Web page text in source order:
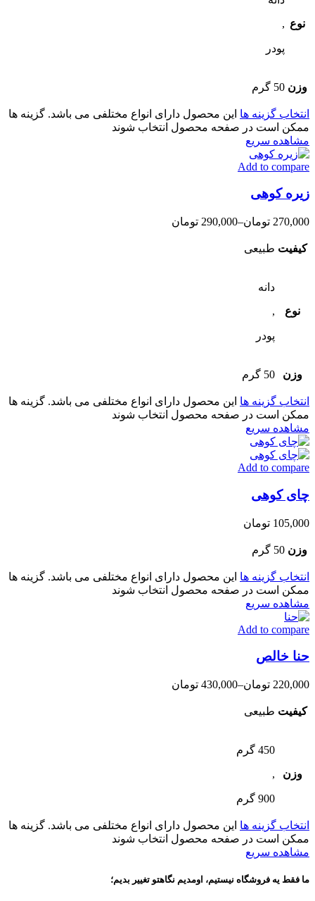
نوع ,
پودر
وزن 50 گرم
انتخاب گزینه ها این محصول دارای انواع مختلفی می باشد. گزینه ها
ممکن است در صفحه محصول انتخاب شوند
مشاهده سریع
Add to compare
زیره کوهی
270,000 تومان–
290,000 تومان
کیفیت طبیعی
نوع
دانه
,
پودر
وزن 50 گرم
انتخاب گزینه ها این محصول دارای انواع مختلفی می باشد. گزینه ها
ممکن است در صفحه محصول انتخاب شوند
مشاهده سریع
Add to compare
چای کوهی
105,000 تومان
وزن 50 گرم
انتخاب گزینه ها این محصول دارای انواع مختلفی می باشد. گزینه ها
ممکن است در صفحه محصول انتخاب شوند
مشاهده سریع
Add to compare
حنا خالص
220,000 تومان–
430,000 تومان
کیفیت طبیعی
وزن
450 گرم
,
900 گرم
انتخاب گزینه ها این محصول دارای انواع مختلفی می باشد. گزینه ها
ممکن است در صفحه محصول انتخاب شوند
مشاهده سریع
ما فقط یه فروشگاه نیستیم، اومدیم نگاهتو تغییر بدیم؛